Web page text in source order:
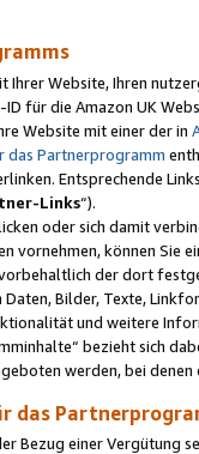
Ihrer Website, Ihren
für die Amazon UK
Website mit einer der in
Partnerprogramm
Entsprechende
Links“).
oder sich damit
vornehmen, können Sie
der dort
Bilder, Texte,
und weitere
bezieht sich
werden, bei
das
Bezug einer Vergütung